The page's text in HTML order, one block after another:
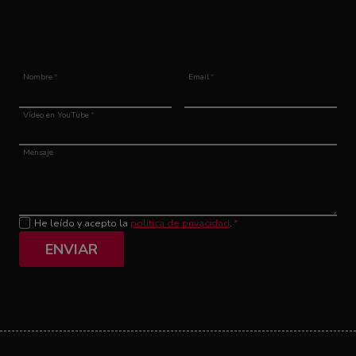
Nombre* Email*
Vídeo en YouTube*
Mensaje
He leído y acepto la política de privacidad. *
ENVIAR